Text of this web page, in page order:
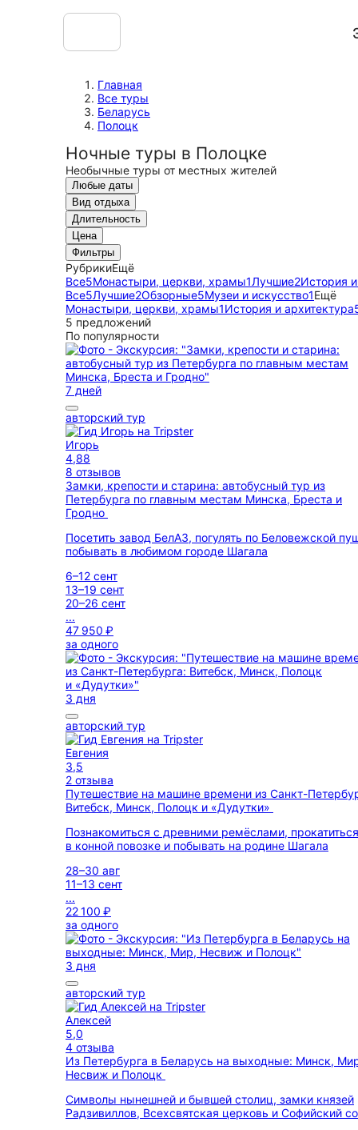
Главная
Все туры
Беларусь
Полоцк
Ночные туры в Полоцке
Необычные туры от местных жителей
Любые даты
Вид отдыха
Длительность
Цена
Фильтры
РубрикиЕщё
Все5Монастыри, церкви, храмы1Лучшие2История
Все5Лучшие2Обзорные5Музеи и искусство1Ещё
Монастыри, церкви, храмы1История и архитектура
5 предложений
По популярности
7 дней
авторский тур
Игорь
4,88
8 отзывов
Замки, крепости и старина: автобусный тур из
Петербурга по главным местам Минска, Бреста и
Гродно
Посетить завод БелАЗ, погулять по Беловежской
побывать в любимом городе Шагала
6–12 сент
13–19 сент
20–26 сент
...
47 950 ₽
за одного
3 дня
авторский тур
Евгения
3,5
2 отзыва
Путешествие на машине времени из Санкт-
Витебск, Минск, Полоцк и «Дудутки»
Познакомиться с древними ремёслами, прокатиться
в конной повозке и побывать на родине Шагала
28–30 авг
11–13 сент
...
22 100 ₽
за одного
3 дня
авторский тур
Алексей
5,0
4 отзыва
Из Петербурга в Беларусь на выходные: Минск,
Несвиж и Полоцк
Символы нынешней и бывшей столиц, замки князей
Радзивиллов, Всехсвятская церковь и Софийский